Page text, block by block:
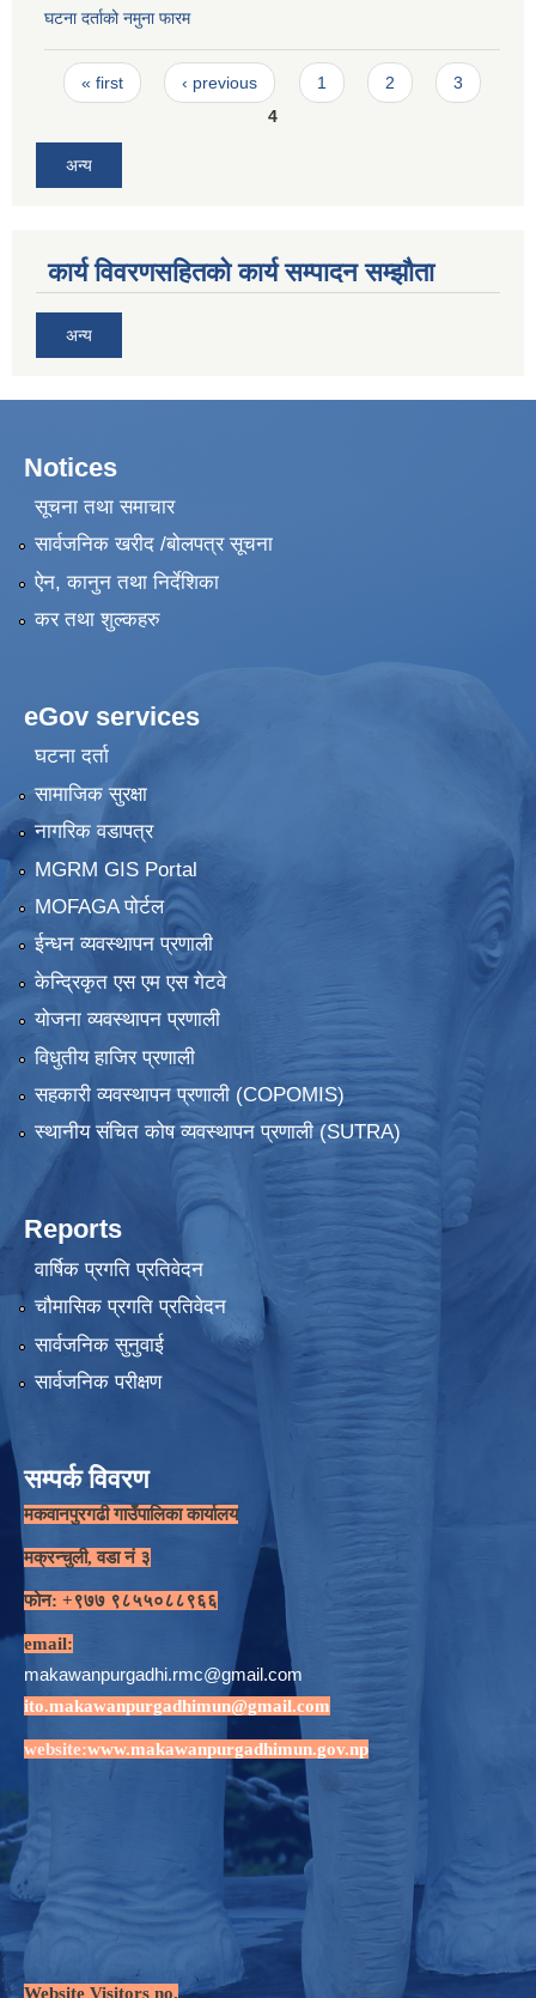
घटना दर्ताको नमुना फारम
Pages
« first ‹ previous 1 2
3
4
अन्य
कार्य विवरणसहितको कार्य सम्पादन सम्झौता
अन्य
Notices
सूचना तथा समाचार
सार्वजनिक खरीद /बोलपत्र सूचना
ऐन, कानुन तथा निर्देशिका
कर तथा शुल्कहरु
eGov services
घटना दर्ता
सामाजिक सुरक्षा
नागरिक वडापत्र
MGRM GIS Portal
MOFAGA पोर्टल
ईन्धन व्यवस्थापन प्रणाली
केन्द्रिकृत एस एम एस गेटवे
योजना व्यवस्थापन प्रणाली
विधुतीय हाजिर प्रणाली
सहकारी व्यवस्थापन प्रणाली (COPOMIS)
स्थानीय संचित कोष व्यवस्थापन प्रणाली (SUTRA)
Reports
वार्षिक प्रगति प्रतिवेदन
चौमासिक प्रगति प्रतिवेदन
सार्वजनिक सुनुवाई
सार्वजनिक परीक्षण
सम्पर्क विवरण
मकवानपुरगढी गाउँपालिका कार्यालय
मक्रन्चुली, वडा नं ३
फोन: +९७७ ९८५५०८८९६६
email:
makawanpurgadhi.rmc@gmail.com
ito.makawanpurgadhimun@gmail.com
website:www.makawanpurgadhimun.gov.np
Website Visitors no.